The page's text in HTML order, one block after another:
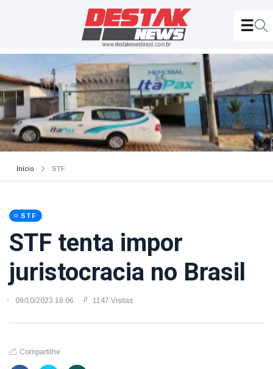
Início STF
STF
STF tenta impor
juristocracia no Brasil
09/10/2023 18:06 1147 Visitas
Compartilhe